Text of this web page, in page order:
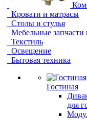
Кровати и матрасы
Столы и стулья
Мебельные запчасти
Текстиль
Освещение
Бытовая техника
Гостиная
для